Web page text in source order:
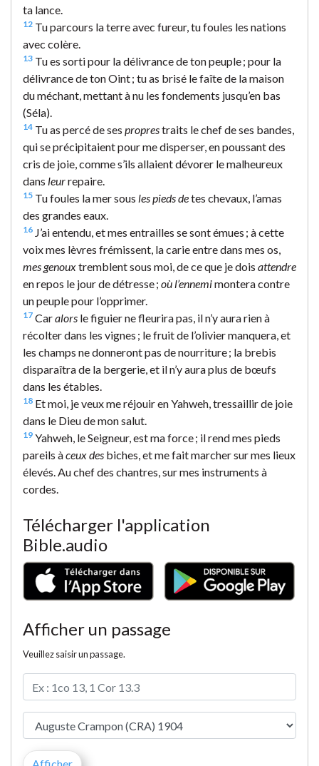
ta lance.
12 Tu parcours la terre avec fureur, tu foules les nations
avec colère.
13 Tu es sorti pour la délivrance de ton peuple ; pour la
délivrance de ton Oint ; tu as brisé le faîte de la maison
du méchant, mettant à nu les fondements jusqu’en bas
(Séla).
14 Tu as percé de ses proprestraits le chef de ses bandes,
qui se précipitaient pour me disperser, en poussant des
cris de joie, comme s’ils allaient dévorer le malheureux
dans leurrepaire.
15 Tu foules la mer sous les pieds detes chevaux, l’amas
des grandes eaux.
16 J’ai entendu, et mes entrailles se sont émues ; à cette
voix mes lèvres frémissent, la carie entre dans mes os,
mes genouxtremblent sous moi, de ce que je dois attendre
en repos le jour de détresse ; où l’ennemimontera contre
un peuple pour l’opprimer.
17 Caralors le figuier ne fleurira pas, il n’y aura rien à
récolter dans les vignes ; le fruit de l’olivier manquera, et
les champs ne donneront pas de nourriture ; la brebis
disparaîtra de la bergerie, et il n’y aura plus de bœufs
dans les étables.
18 Et moi, je veux me réjouir en Yahweh, tressaillir de joie
dans le Dieu de mon salut.
19 Yahweh, le Seigneur, est ma force ; il rend mes pieds
pareils àceux des biches, et me fait marcher sur mes lieux
élevés. Au chef des chantres, sur mes instruments à
cordes.
Télécharger l'application
Bible.audio
Afficher un passage
Veuillez saisir un passage.